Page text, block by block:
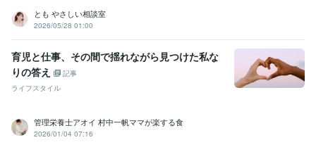
食物アレルギー相談
ビジネスコンサル
月経のお悩み
経血コントロール 夫婦 人間関係 仕事
とも やさしい相談室
2026/05/28 01:00
育児と仕事、その間で揺れながら見つけた私な
りの答え
記事
ライフスタイル
管理栄養士アオイ 村中一帆ママが楽する食
2026/01/04 07:16